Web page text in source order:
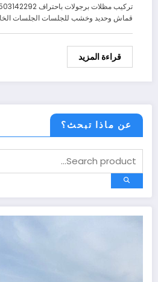
قماش وحديد وخشب للجلسات الجلسات
قراءة المزيد
عن ماذا تبحث؟